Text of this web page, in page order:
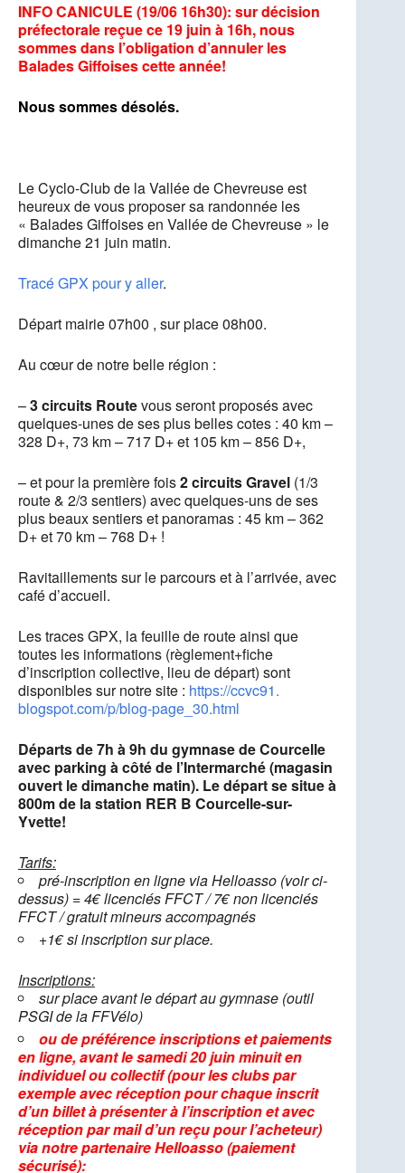
INFO CANICULE (19/06 16h30): sur décision
préfectorale reçue ce 19 juin à 16h, nous
sommes dans l’obligation d’annuler les
Balades Giffoises cette année!
Nous sommes désolés.
Le Cyclo-Club de la Vallée de Chevreuse est
heureux de vous proposer sa randonnée les
« Balades Giffoises en Vallée de Chevreuse » le
dimanche 21 juin matin.
Tracé GPX pour y aller.
Départ mairie 07h00 , sur place 08h00.
Au cœur de notre belle région :
–3 circuits Routevous seront proposés avec
quelques-unes de ses plus belles cotes : 40 km –
328 D+, 73 km – 717 D+ et 105 km – 856 D+,
– et pour la première fois2 circuits Gravel (1/3
route & 2/3 sentiers) avec quelques-uns de ses
plus beaux sentiers et panoramas : 45 km – 362
D+ et 70 km – 768 D+ !
Ravitaillements sur le parcours et à l’arrivée, avec
café d’accueil.
Les traces GPX, la feuille de route ainsi que
toutes les informations (règlement+fiche
d’inscription collective, lieu de départ) sont
disponibles sur notre site : https://ccvc91.
blogspot.com/p/blog-page_30.html
Départs de 7h à 9h du gymnase de Courcelle
avec parking à côté de l’Intermarché (magasin
ouvert le dimanche matin). Le départ se situe à
800m de la station RER B Courcelle-sur-
Yvette!
Tarifs:
pré-inscription en ligne via Helloasso (voir ci-
dessus) = 4€ licenciés FFCT / 7€ non licenciés
FFCT / gratuit mineurs accompagnés
+1€ si inscription sur place.
Inscriptions:
sur place avant le départ au gymnase (outil
PSGI de la FFVélo)
ou de préférence inscriptions et paiements
en ligne, avant le samedi 20 juin minuit en
individuel ou collectif (pour les clubs par
exemple avec réception pour chaque inscrit
d’un billet à présenter à l’inscription et avec
réception par mail d’un reçu pour l’acheteur)
via notre partenaire Helloasso (paiement
sécurisé):